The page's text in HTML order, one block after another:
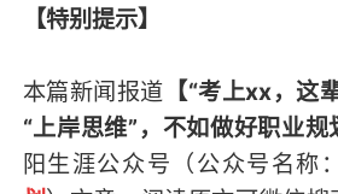
【特别提示】
本篇新闻报道 【“考上xx，这
“上岸思维”，不如做好职业规
阳生涯公众号（公众号名称：